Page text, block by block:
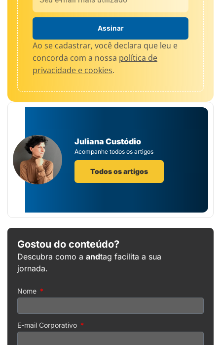
Assinar
Ao se cadastrar, você declara que leu e
concorda com a nossa política de
privacidade e cookies.
Juliana Custódio
Acompanhe todos os artigos
Todos os artigos
Gostou do conteúdo?
Descubra como a andtag facilita a sua
jornada.
Nome
E-mail Corporativo